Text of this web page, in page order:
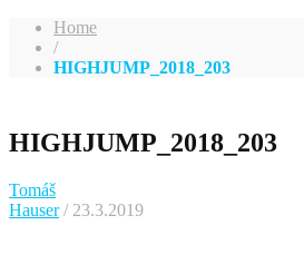
Home
/
HIGHJUMP_2018_203
HIGHJUMP_2018_203
Tomáš
Hauser/ 23.3.2019